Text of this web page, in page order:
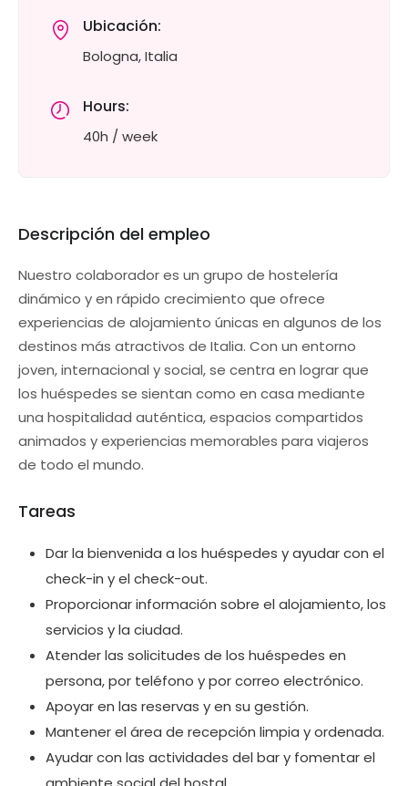
Ubicación:
Bologna, Italia
Hours:
40h / week
Descripción del empleo
Nuestro colaborador es un grupo de hostelería
dinámico y en rápido crecimiento que ofrece
experiencias de alojamiento únicas en algunos de los
destinos más atractivos de Italia. Con un entorno
joven, internacional y social, se centra en lograr que
los huéspedes se sientan como en casa mediante
una hospitalidad auténtica, espacios compartidos
animados y experiencias memorables para viajeros
de todo el mundo.
Tareas
Dar la bienvenida a los huéspedes y ayudar con el
check-in y el check-out.
Proporcionar información sobre el alojamiento, los
servicios y la ciudad.
Atender las solicitudes de los huéspedes en
persona, por teléfono y por correo electrónico.
Apoyar en las reservas y en su gestión.
Mantener el área de recepción limpia y ordenada.
Ayudar con las actividades del bar y fomentar el